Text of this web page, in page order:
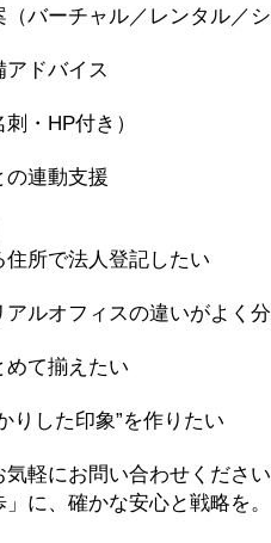
バーチャル／レンタル／
ドバイス
・HP付き）
の連動支援
所で法人登記したい
ルオフィスの違いがよく
めて揃えたい
りした印象”を作りたい
気軽にお問い合わせくださ
に、確かな安心と戦略を。